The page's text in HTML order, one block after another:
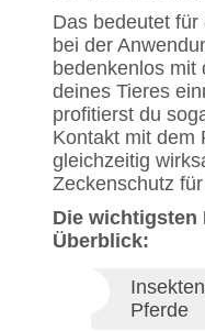
Das bedeutet
bei der
bedenkenlos mit
deines Tieres
profitierst du
Kontakt mit dem
gleichzeitig
Zeckenschutz
Die wichtigsten
Überblick:
Pferde